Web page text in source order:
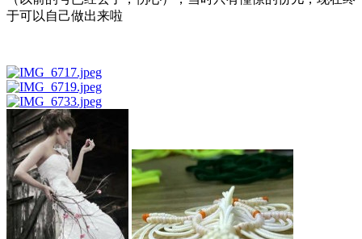
于可以自己做出来啦